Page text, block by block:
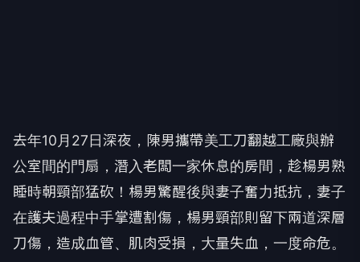
去年10月27日深夜，陳男攜帶美工刀翻越工廠與辦
公室間的門扇，潛入老闆一家休息的房間，趁楊男熟
睡時朝頸部猛砍！楊男驚醒後與妻子奮力抵抗，妻子
在護夫過程中手掌遭割傷，楊男頸部則留下兩道深層
刀傷，造成血管、肌肉受損，大量失血，一度命危。